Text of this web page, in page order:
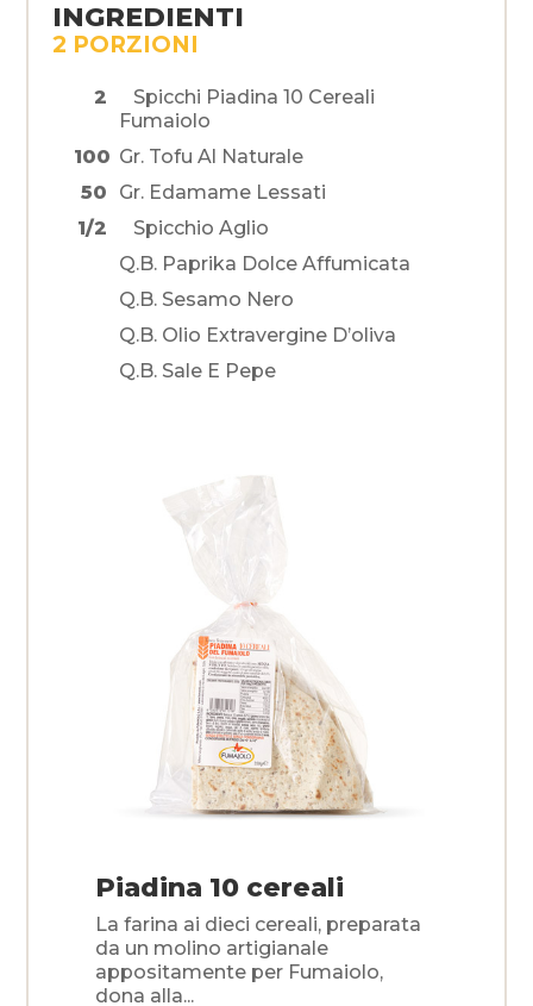
INGREDIENTI
2 PORZIONI
2
Spicchi Piadina 10 Cereali
Fumaiolo
100 Gr. Tofu Al Naturale
50
Gr. Edamame Lessati
1/2
Spicchio Aglio
Q.b. Paprika Dolce Affumicata
Q.b. Sesamo Nero
Q.b. Olio Extravergine D’oliva
Q.b. Sale E Pepe
Piadina 10 cereali
La farina ai dieci cereali, preparata
da un molino artigianale
appositamente per Fumaiolo,
dona alla...